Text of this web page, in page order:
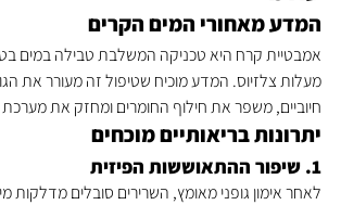
המדע מאחורי המים הקרים
מעלות צלזיוס. המדע מוכיח שטיפול זה מעורר את
חיוביים, משפר את חילוף החומרים ומחזק את מערכת
יתרונות בריאותיים מוכחים
1. שיפור ההתאוששות הפיזית
לאחר אימון גופני מאומץ, השרירים סובלים מדלקות